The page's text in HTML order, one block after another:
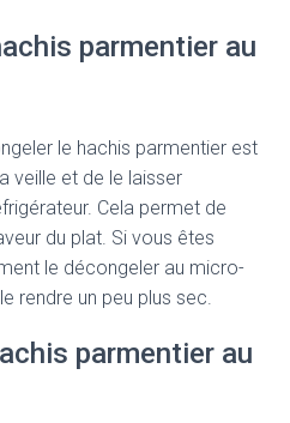
parmentier au
le hachis parmentier est
veille et de le laisser
Cela permet de
du plat. Si vous êtes
le décongeler au micro-
rendre un peu plus sec.
parmentier au